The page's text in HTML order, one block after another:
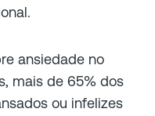
ansiedade no
mais de 65% dos
ou infelizes